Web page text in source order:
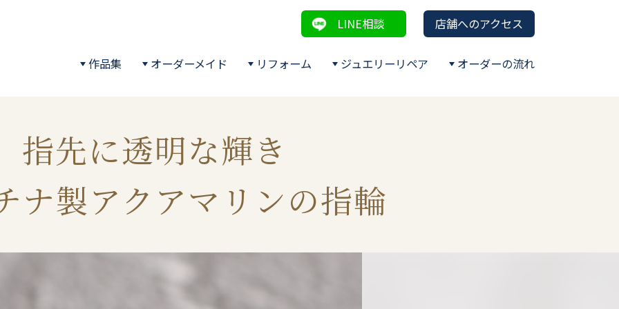
LINE相談 店舗へのアクセス
作品集 オーダーメイド リフォーム ジュエリーリペア オーダーの流れ
指先に透明な輝き
ナ製アクアマリンの指輪